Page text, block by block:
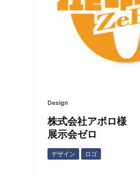
Design
株式会社アポロ様
展示会ゼロ
デザイン ロゴ